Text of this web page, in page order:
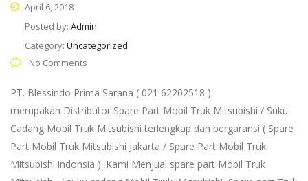
April 6, 2018
Posted by: Admin
Category: Uncategorized
No Comments
PT. Blessindo Prima Sarana ( 021 62202518 )
merupakan Distributor Spare Part Mobil Truk Mitsubishi / Suku
Cadang Mobil Truk Mitsubishi terlengkap dan bergaransi ( Spare
Part Mobil Truk Mitsubishi Jakarta / Spare Part Mobil Truk
Mitsubishi indonsia ). Kami Menjual spare part Mobil Truk